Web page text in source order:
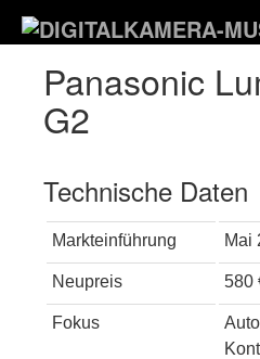
Hauptinhalt
Panasonic
G2
Technische Daten
Markteinführung Mai
Neupreis 580
Fokus